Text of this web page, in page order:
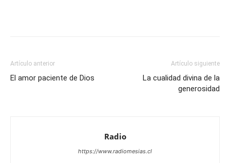
Artículo anterior
El amor paciente de Dios
Artículo siguiente
La cualidad divina de la
generosidad
Radio
https://www.radiomesias.cl